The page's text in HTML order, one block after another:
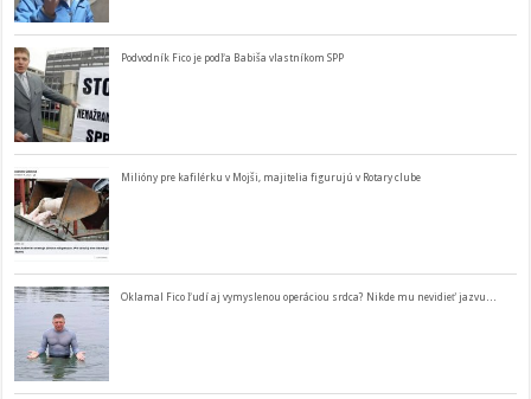
Podvodník Fico je podľa Babiša vlastníkom SPP
Milióny pre kafilérku v Mojši, majitelia figurujú v Rotary clube
Oklamal Fico ľudí aj vymyslenou operáciou srdca? Nikde mu nevidieť jazvu…